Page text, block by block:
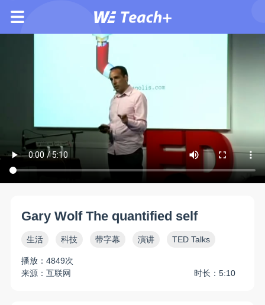
Gary Wolf The quantified self
生活 科技 带字幕 演讲 TED Talks
播放：4849次
来源：互联网
时长：5:10